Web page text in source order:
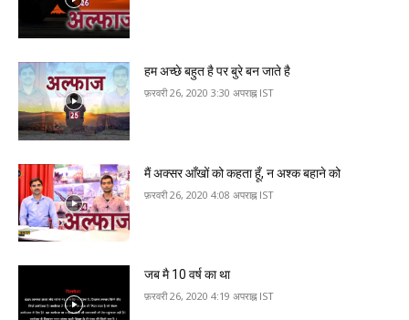
हम अच्‍छे बहुत है पर बुरे बन जाते है
फ़रवरी 26, 2020 3:30 अपराह्न IST
मैं अक्‍सर आँखों को कहता हूँ, न अश्क बहाने को
फ़रवरी 26, 2020 4:08 अपराह्न IST
जब मै 10 वर्ष का था
फ़रवरी 26, 2020 4:19 अपराह्न IST